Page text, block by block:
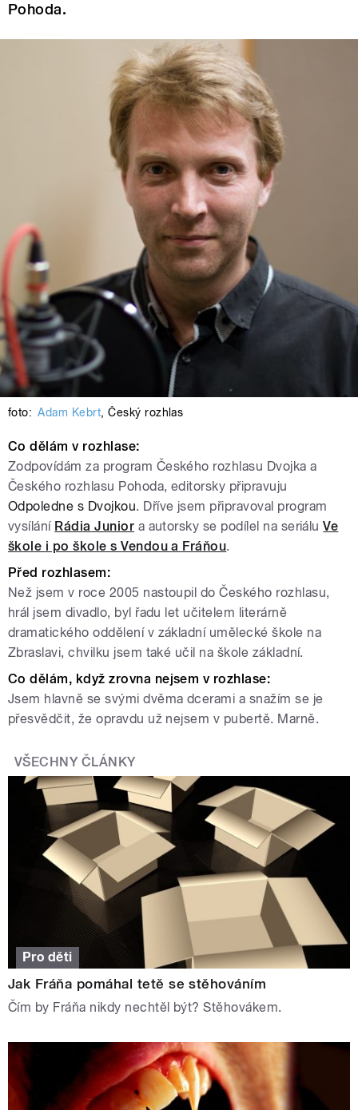
Pohoda.
foto: Adam Kebrt,Český rozhlas
Co dělám v rozhlase:
Zodpovídám za program Českého rozhlasu Dvojka a
Českého rozhlasu Pohoda, editorsky připravuju
Odpoledne s Dvojkou. Dříve jsem připravoval program
vysílání Rádia Junior a autorsky se podílel na seriáluVe
škole i po škole s Vendou a Fráňou.
Před rozhlasem:
Než jsem v roce 2005 nastoupil do Českého rozhlasu,
hrál jsem divadlo, byl řadu let učitelem literárně
dramatického oddělení v základní umělecké škole na
Zbraslavi, chvilku jsem také učil na škole základní.
Co dělám, když zrovna nejsem v rozhlase:
Jsem hlavně se svými dvěma dcerami a snažím se je
přesvědčit, že opravdu už nejsem v pubertě. Marně.
VŠECHNY ČLÁNKY
Pro děti
Jak Fráňa pomáhal tetě se stěhováním
Čím by Fráňa nikdy nechtěl být? Stěhovákem.